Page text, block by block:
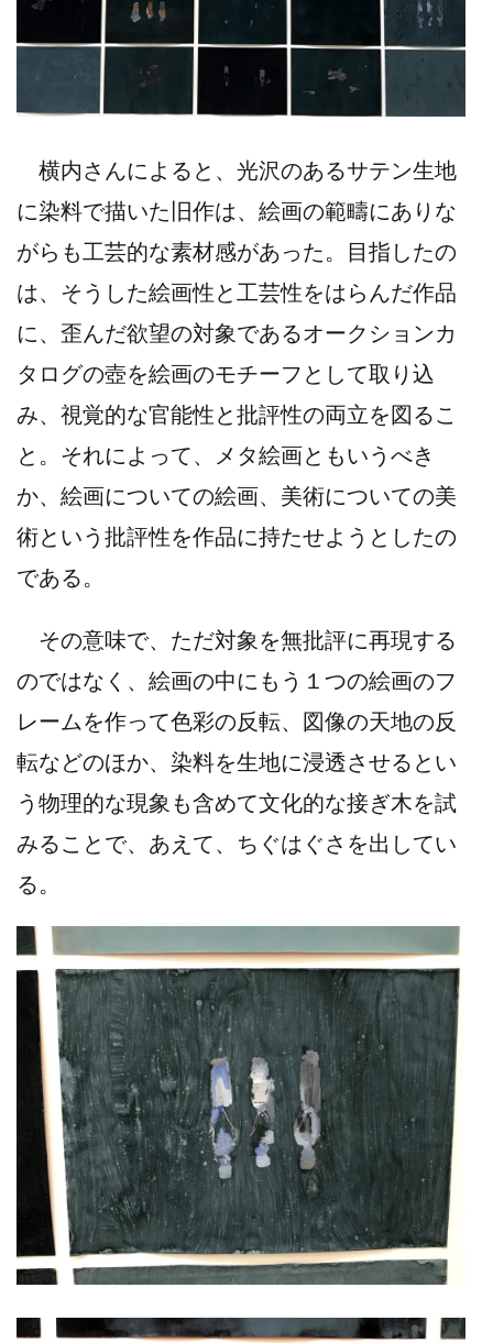
横内さんによると、光沢のあるサテン生地
に染料で描いた旧作は、絵画の範疇にありな
がらも工芸的な素材感があった。目指したの
は、そうした絵画性と工芸性をはらんだ作品
に、歪んだ欲望の対象であるオークションカ
タログの壺を絵画のモチーフとして取り込
み、視覚的な官能性と批評性の両立を図るこ
と。それによって、メタ絵画ともいうべき
か、絵画についての絵画、美術についての美
術という批評性を作品に持たせようとしたの
である。
その意味で、ただ対象を無批評に再現する
のではなく、絵画の中にもう１つの絵画のフ
レームを作って色彩の反転、図像の天地の反
転などのほか、染料を生地に浸透させるとい
う物理的な現象も含めて文化的な接ぎ木を試
みることで、あえて、ちぐはぐさを出してい
る。